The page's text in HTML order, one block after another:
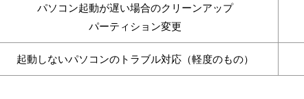
パソコン起動が遅い場合のクリーンアップ
パーティション変更
起動しないパソコンのトラブル対応（軽度のもの）